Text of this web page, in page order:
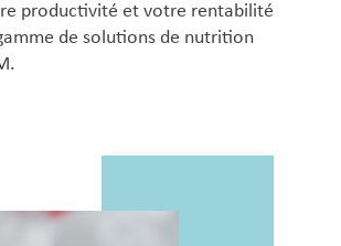
productivité et votre rentabilité
de solutions de nutrition